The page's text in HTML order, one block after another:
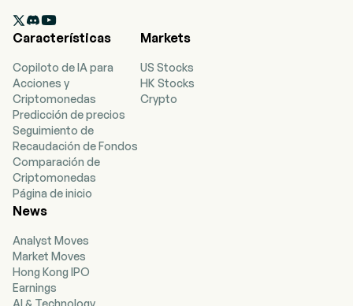

Características
Copiloto de IA para
Acciones y
Criptomonedas
Predicción de precios
Seguimiento de
Recaudación de Fondos
Comparación de
Criptomonedas
Página de inicio
Markets
US Stocks
HK Stocks
Crypto
News
Analyst Moves
Market Moves
Hong Kong IPO
Earnings
AI & Technology